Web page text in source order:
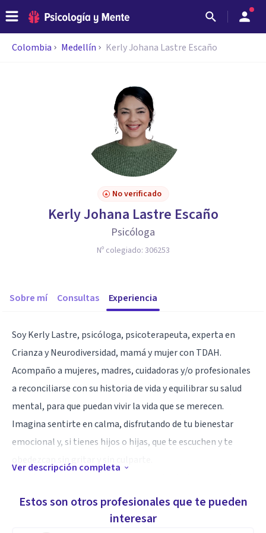
Colombia Medellín Kerly Johana Lastre Escaño
No verificado
Kerly Johana Lastre Escaño
Psicóloga
Nº colegiado: 306253
Sobre mí Consultas Experiencia
Soy Kerly Lastre, psicóloga, psicoterapeuta, experta en
Crianza y Neurodiversidad, mamá y mujer con TDAH.
Acompaño a mujeres, madres, cuidadoras y/o profesionales
a reconciliarse con su historia de vida y equilibrar su salud
mental, para que puedan vivir la vida que se merecen.
Imagina sentirte en calma, disfrutando de tu bienestar
emocional y, si tienes hijos o hijas, que te escuchen y te
con tu vida, que tienes la fuerza para trabajar por tus sueños
y la sabiduría para criar a tu bebé, niño o niña con amor,
Ver descripción completa
Estos son otros profesionales que te pueden
interesar